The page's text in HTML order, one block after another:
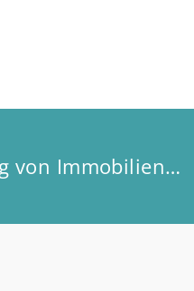
Gesetz zur Entlastung von Immobilienkäufern